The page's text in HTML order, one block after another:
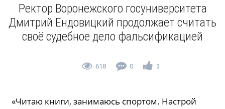
Ректор Воронежского госуниверситета
Дмитрий Ендовицкий продолжает считать
своё судебное дело фальсификацией
618 0 3
«Читаю книги, занимаюсь спортом. Настрой